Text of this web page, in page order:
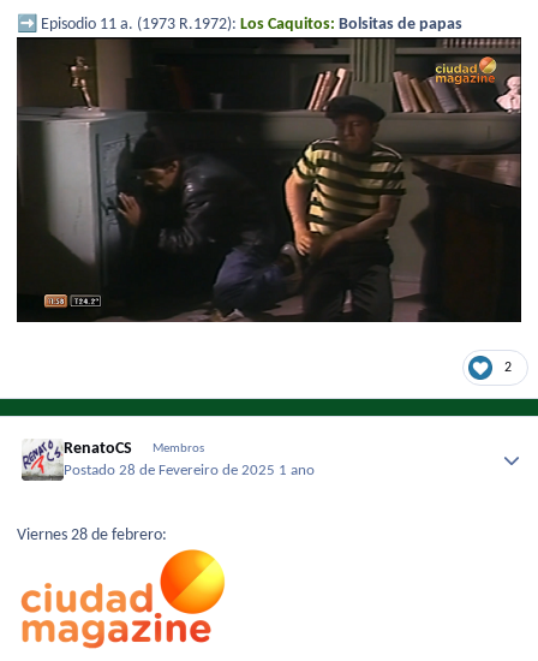
➡️ Episodio 11 a. (1973 R.1972): Los Caquitos: Bolsitas de papas
2
RenatoCS Membros
Postado28 de Fevereiro de 2025 1 ano
Viernes 28 de febrero: